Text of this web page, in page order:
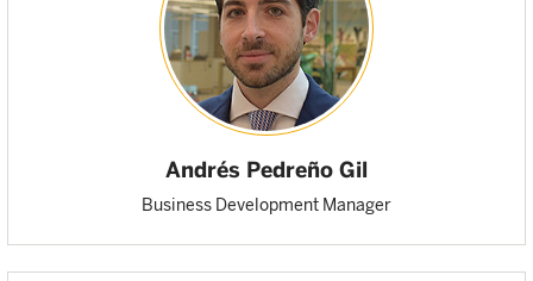
Andrés Pedreño Gil
Business Development Manager